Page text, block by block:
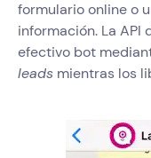
formulario online o
información. La
efectivo bot
leads mientras los